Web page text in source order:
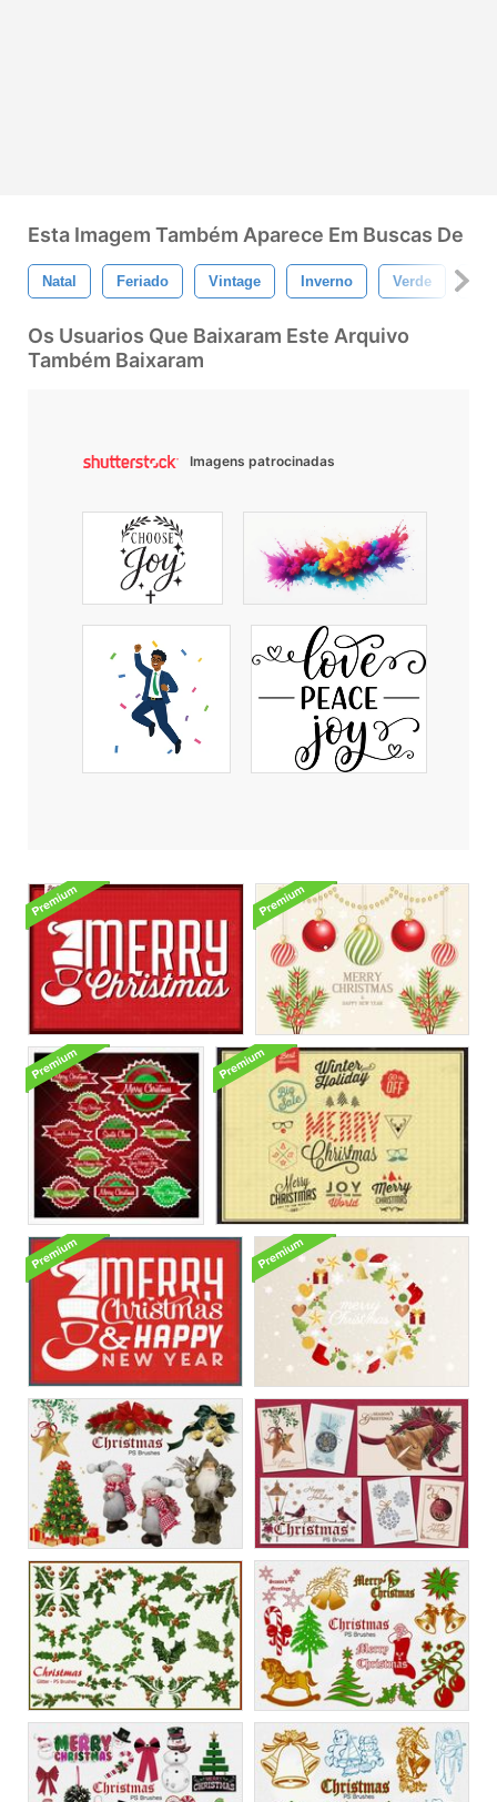
Esta Imagem Também Aparece Em Buscas De
Natal Feriado Vintage Inverno Verde
Os Usuarios Que Baixaram Este Arquivo
Também Baixaram
Imagens patrocinadas